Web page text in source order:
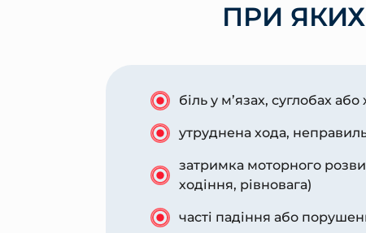
ПРИ
біль у м’язах, суглобах або
утруднена хода,
затримка моторного
ходіння, рівновага)
часті падіння або